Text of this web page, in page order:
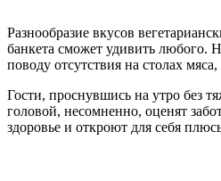
Разнообразие вкусов
банкета сможет удивить любого.
поводу отсутствия на столах
Гости, проснувшись на утро без
головой, несомненно, оценят
здоровье и откроют для себя